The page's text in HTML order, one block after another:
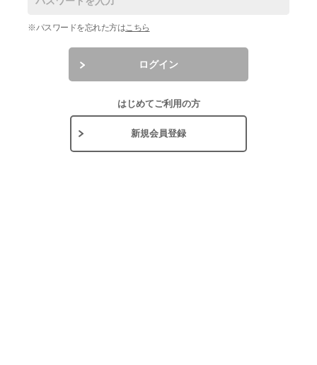
※パスワードを忘れた方はこちら
ログイン
はじめてご利用の方
新規会員登録